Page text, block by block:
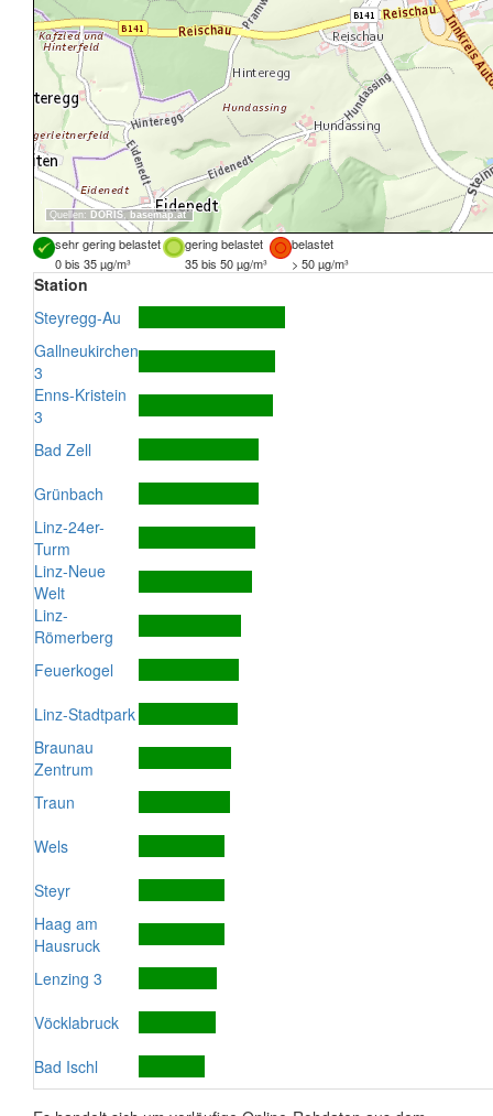
Quellen: DORIS, basemap.at
sehr gering belastet gering belastet
belastet
0 bis 35 µg/m³
35 bis 50 µg/m³ > 50 µg/m³
Station
Steyregg-Au
Gallneukirchen
3
Enns-Kristein
3
Bad Zell
Grünbach
Linz-24er-
Turm
Linz-Neue
Welt
Linz-
Römerberg
Feuerkogel
Linz-Stadtpark
Braunau
Zentrum
Traun
Wels
Steyr
Haag am
Hausruck
Lenzing 3
Vöcklabruck
Bad Ischl